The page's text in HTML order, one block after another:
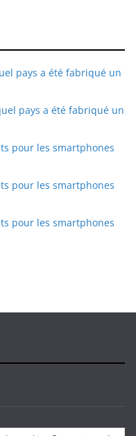
pays a été fabriqué un
pays a été fabriqué un
pour les smartphones
pour les smartphones
pour les smartphones